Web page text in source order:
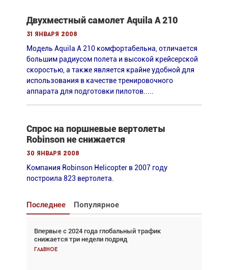
Двухместный самолет Aquila A 210
31 января 2008
Модель Aquila A 210 комфортабельна, отличается
большим радиусом полета и высокой крейсерской
скоростью, а также является крайне удобной для
использования в качестве тренировочного
аппарата для подготовки пилотов.....
Спрос на поршневые вертолеты
Robinson не снижается
30 января 2008
Компания Robinson Helicopter в 2007 году
построила 823 вертолета.
Последнее Популярное
Впервые с 2024 года глобальный трафик
снижается три недели подряд
Главное
Взгляд с высоты: тандем вертолётов и БПЛА в
спасательных операциях
Главное